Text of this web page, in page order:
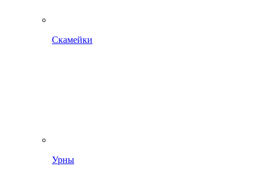
Скамейки
Урны